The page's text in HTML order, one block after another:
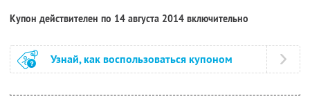
Купон действителен по 14 августа 2014 включительно
Узнай, как воспользоваться купоном